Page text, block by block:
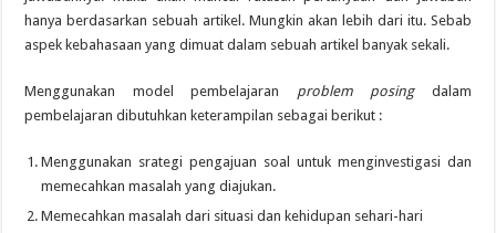
hanya berdasarkan sebuah artikel. Mungkin akan lebih dari itu. Sebab
aspek kebahasaan yang dimuat dalam sebuah artikel banyak sekali.
Menggunakan model pembelajaran problem posing dalam
pembelajaran dibutuhkan keterampilan sebagai berikut :
Menggunakan srategi pengajuan soal untuk menginvestigasi dan
memecahkan masalah yang diajukan.
Memecahkan masalah dari situasi dan kehidupan sehari-hari